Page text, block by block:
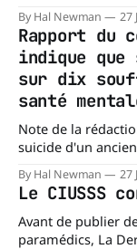
(138,7 milles
By Hal Newman 27
Rapport du
indique que
sur dix
santé
Note de la
suicide d'un
une question plus
les paramédics et
By Hal Newman 27
Le CIUSSS
Avant de publier
paramédics, La